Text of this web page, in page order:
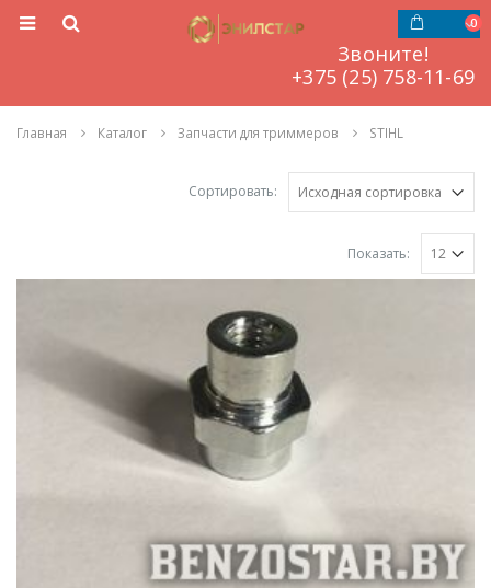
Звоните!
‎‎‎‎+375 (25) 758-11-69
0
Главная Каталог Запчасти для триммеров STIHL
Сортировать:
Показать: